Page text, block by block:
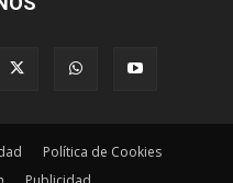
Política de Cookies